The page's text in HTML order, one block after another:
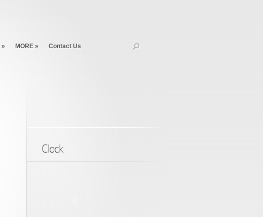
» MORE » Contact Us
Clock